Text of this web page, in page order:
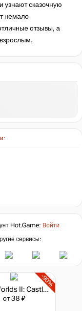
узнают сказочную
немало
отзывы, а
Hot.Game: Войти
сервисы:
-90%
Two Worlds II: Castle Defense
от 38 ₽